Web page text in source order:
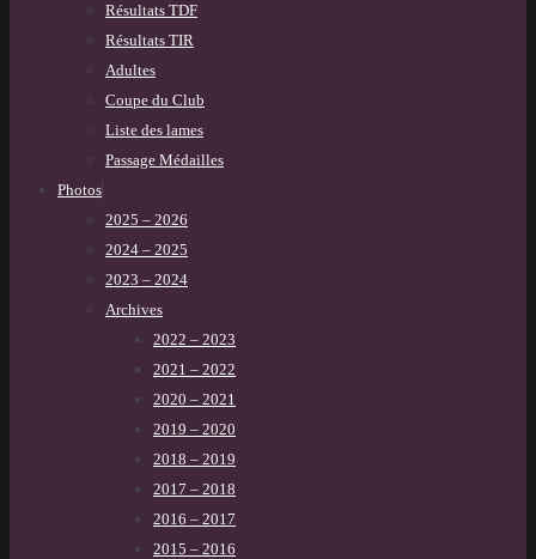
Résultats TDF
Résultats TIR
Adultes
Coupe du Club
Liste des lames
Passage Médailles
Photos
2025 – 2026
2024 – 2025
2023 – 2024
Archives
2022 – 2023
2021 – 2022
2020 – 2021
2019 – 2020
2018 – 2019
2017 – 2018
2016 – 2017
2015 – 2016